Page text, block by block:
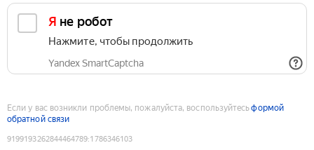
Я не робот
Нажмите, чтобы продолжить
Yandex SmartCaptcha
Если у вас возникли проблемы, пожалуйста, воспользуйтесьформой
обратной связи
9199193262844464789:1786346103